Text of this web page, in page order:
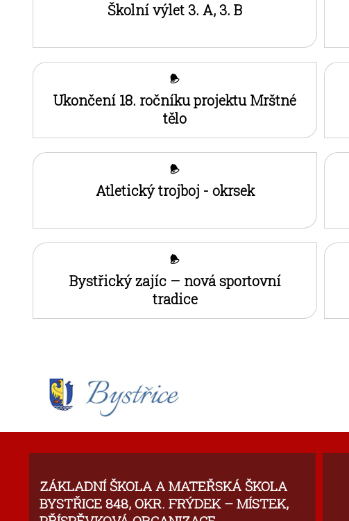
Školní výlet 3. A, 3. B
Ukončení 18. ročníku projektu Mrštné
tělo
Atletický trojboj - okrsek
Bystřický zajíc – nová sportovní
tradice
ZÁKLADNÍ ŠKOLA A MATEŘSKÁ ŠKOLA
BYSTŘICE 848, OKR. FRÝDEK – MÍSTEK,